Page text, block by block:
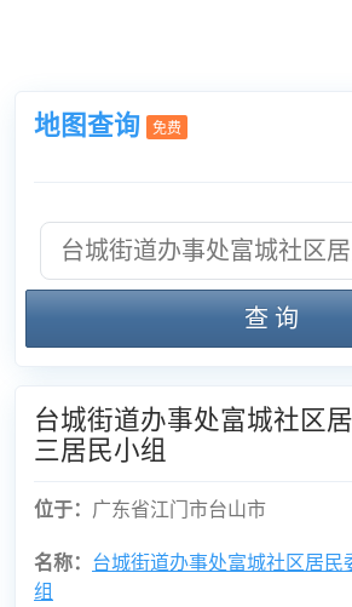
地图查询 免费
查 询
台城街道办事处富城社区
三居民小组
位于： 广东省江门市台山市
名称： 台城街道办事处富城社区居民
组